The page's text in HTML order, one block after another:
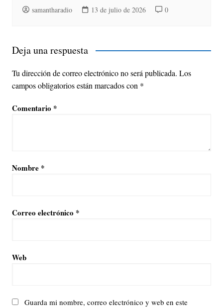
samantharadio 13 de julio de 2026 0
Deja una respuesta
Tu dirección de correo electrónico no será publicada. Los
campos obligatorios están marcados con *
Comentario *
Nombre *
Correo electrónico *
Web
Guarda mi nombre, correo electrónico y web en este